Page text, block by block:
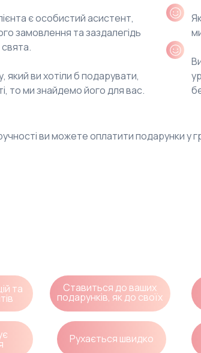
єособистий асистент,
замовлення та заздалегідь
який ви хотіли б подарувати,
то мизнайдемо його для вас.
ви можете оплатити подарункиу
та Ставиться до ваших
подарунків, як до своїх
Рухається швидко